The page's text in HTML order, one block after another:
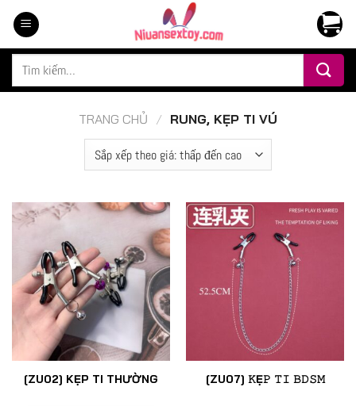
Chuyển
đến
nội
dung
Tìm
TRANG CHỦ / RUNG, KẸP TI VÚ
[ZU02] KẸP TI THƯỜNG [ZU07] 𝙺Ẹ𝙿 𝚃𝙸 𝙱𝙳𝚂𝙼